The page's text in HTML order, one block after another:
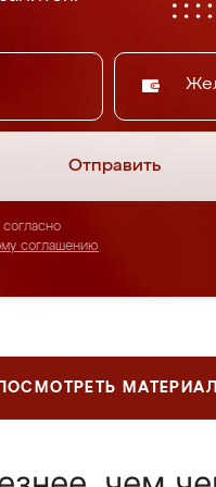
Отправить
соглашению
ПОСМОТРЕТЬ